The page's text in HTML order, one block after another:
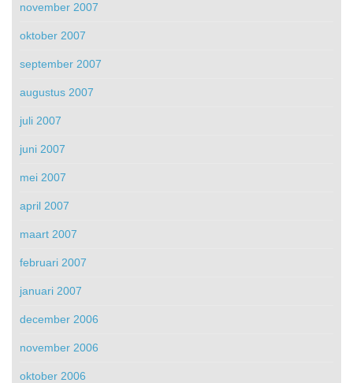
november 2007
oktober 2007
september 2007
augustus 2007
juli 2007
juni 2007
mei 2007
april 2007
maart 2007
februari 2007
januari 2007
december 2006
november 2006
oktober 2006